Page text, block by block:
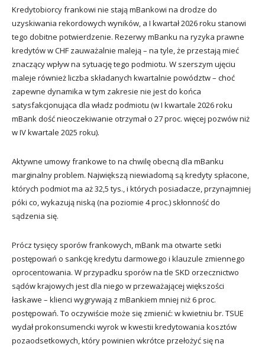
Kredytobiorcy frankowi nie stają mBankowi na drodze do
uzyskiwania rekordowych wyników, a I kwartał 2026 roku stanowi
tego dobitne potwierdzenie. Rezerwy mBanku na ryzyka prawne
kredytów w CHF zauważalnie maleją – na tyle, że przestają mieć
znaczący wpływ na sytuację tego podmiotu. W szerszym ujęciu
maleje również liczba składanych kwartalnie powództw – choć
zapewne dynamika w tym zakresie nie jest do końca
satysfakcjonująca dla władz podmiotu (w I kwartale 2026 roku
mBank dość nieoczekiwanie otrzymał o 27 proc. więcej pozwów niż
w IV kwartale 2025 roku).
Aktywne umowy frankowe to na chwilę obecną dla mBanku
marginalny problem. Największą niewiadomą są kredyty spłacone,
których podmiot ma aż 32,5 tys., i których posiadacze, przynajmniej
póki co, wykazują niską (na poziomie 4 proc.) skłonność do
sądzenia się.
Prócz tysięcy sporów frankowych, mBank ma otwarte setki
postępowań o sankcję kredytu darmowego i klauzule zmiennego
oprocentowania. W przypadku sporów na tle SKD orzecznictwo
sądów krajowych jest dla niego w przeważającej większości
łaskawe – klienci wygrywają z mBankiem mniej niż 6 proc.
postępowań. To oczywiście może się zmienić: w kwietniu br. TSUE
wydał prokonsumencki wyrok w kwestii kredytowania kosztów
pozaodsetkowych, który powinien wkrótce przełożyć się na